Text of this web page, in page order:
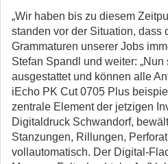
„Wir haben bis zu diesem
standen vor der Situation, dass
Grammaturen unserer Jobs
Stefan Spandl und weiter:
ausgestattet und können alle
iEcho PK Cut 0705 Plus
zentrale Element der jetzigen
Digitaldruck Schwandorf,
Stanzungen, Rillungen,
vollautomatisch. Der Digital-